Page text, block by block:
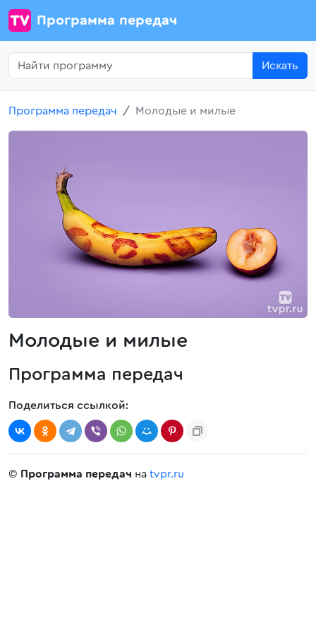
Программа передач
Искать
Программа передач Молодые и милые
Молодые и милые
Программа передач
Поделиться ссылкой:
© Программа передач на tvpr.ru